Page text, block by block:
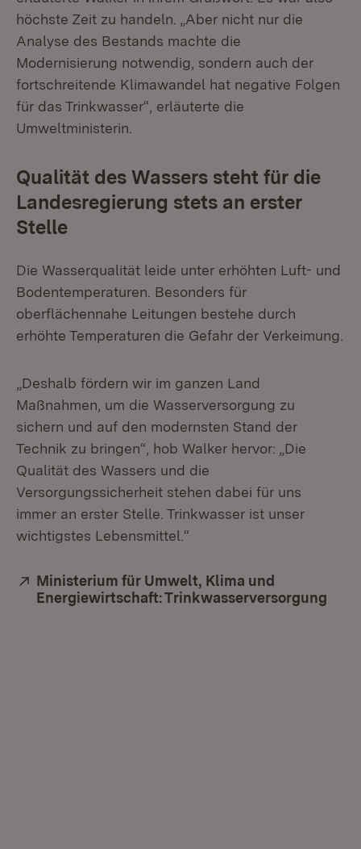
höchste Zeit zu handeln. „Aber nicht nur die
Analyse des Bestands machte die
Modernisierung notwendig, sondern auch der
fortschreitende Klimawandel hat negative Folgen
für das Trinkwasser“, erläuterte die
Umweltministerin.
Qualität des Wassers steht für die
Landesregierung stets an erster
Stelle
Die Wasserqualität leide unter erhöhten Luft- und
Bodentemperaturen. Besonders für
oberflächennahe Leitungen bestehe durch
erhöhte Temperaturen die Gefahr der Verkeimung.
„Deshalb fördern wir im ganzen Land
Maßnahmen, um die Wasserversorgung zu
sichern und auf den modernsten Stand der
Technik zu bringen“, hob Walker hervor: „Die
Qualität des Wassers und die
Versorgungssicherheit stehen dabei für uns
immer an erster Stelle. Trinkwasser ist unser
wichtigstes Lebensmittel.“
Extern:
Ministerium für Umwelt, Klima und
Energiewirtschaft: Trinkwasserversorgung